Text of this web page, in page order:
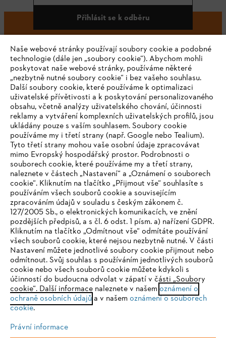
Přihlásit se k odběru
#STIHL
Společnost
STIHL FAQ
Služby
Ochrana osobních údajů Právní doložka Cookies
IHR BROWSER WIRD NICHT
UNTERSTÜTZT
Sie nutzen einen Browser, den wir noch nicht unterstützen. Für
eine optimale Nutzung unserer Seite empfehlen wir Ihnen, zu
einem der folgenden Browser zu wechseln:
Naše webové stránky používají soubory cookie a podobné
technologie (dále jen „soubory cookie“). Abychom mohli
poskytovat naše webové stránky, používáme některé
„nezbytně nutné soubory cookie“ i bez vašeho souhlasu.
Další soubory cookie, které používáme k optimalizaci
uživatelské přívětivosti a k poskytování personalizovaného
obsahu, včetně analýzy uživatelského chování, účinnosti
reklamy a vytváření komplexních uživatelských profilů, jsou
ukládány pouze s vaším souhlasem. Soubory cookie
používáme my i třetí strany (např. Google nebo Tealium).
Tyto třetí strany mohou vaše osobní údaje zpracovávat
mimo Evropský hospodářský prostor. Podrobnosti o
souborech cookie, které používáme my a třetí strany,
naleznete v částech „Nastavení“ a „Oznámení o souborech
cookie“. Kliknutím na tlačítko „Přijmout vše“ souhlasíte s
používáním všech souborů cookie a souvisejícím
zpracováním údajů v souladu s českým zákonem č.
127/2005 Sb., o elektronických komunikacích, ve znění
pozdějších předpisů, a s čl. 6 odst. 1 písm. a) nařízení GDPR.
Kliknutím na tlačítko „Odmítnout vše“ odmítáte používání
všech souborů cookie, které nejsou nezbytně nutné. V části
Nastavení můžete jednotlivé soubory cookie přijmout nebo
odmítnout. Svůj souhlas s používáním jednotlivých souborů
cookie nebo všech souborů cookie můžete kdykoli s
účinností do budoucna odvolat v zápatí v části „Soubory
cookie“. Další informace naleznete v našem oznámení o
ochraně osobních údajůa v našem oznámení o souborech
cookie.
Právní informace